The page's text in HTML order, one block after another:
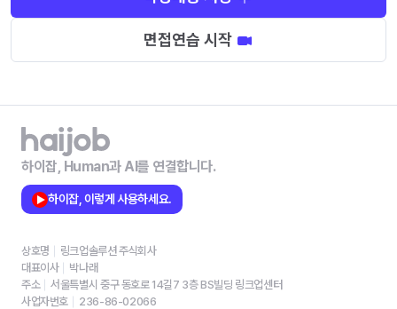
면접연습 시작
하이잡, Human과 AI를 연결합니다.
하이잡, 이렇게 사용하세요.
상호명
링크업솔루션 주식회사
대표이사
박나래
주소
서울특별시 중구 동호로 14길7 3층 BS빌딩 링크업센터
사업자번호
236-86-02066